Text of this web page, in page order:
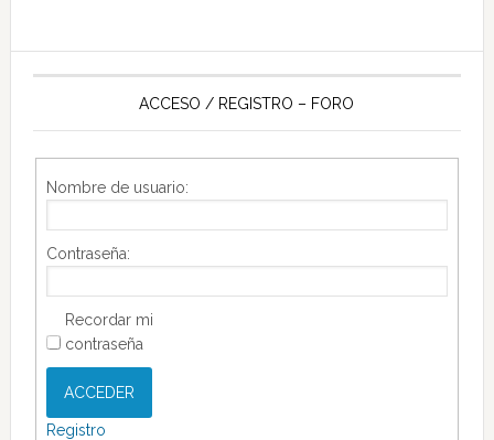
ACCESO / REGISTRO – FORO
Nombre de usuario:
Contraseña:
Recordar mi
contraseña
ACCEDER
Registro